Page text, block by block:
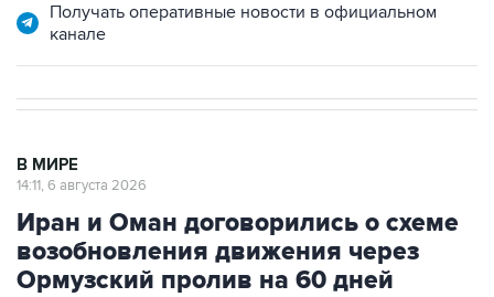
Получать оперативные новости в официальном
канале
В МИРЕ
14:11, 6 августа 2026
Иран и Оман договорились о схеме
возобновления движения через
Ормузский пролив на 60 дней